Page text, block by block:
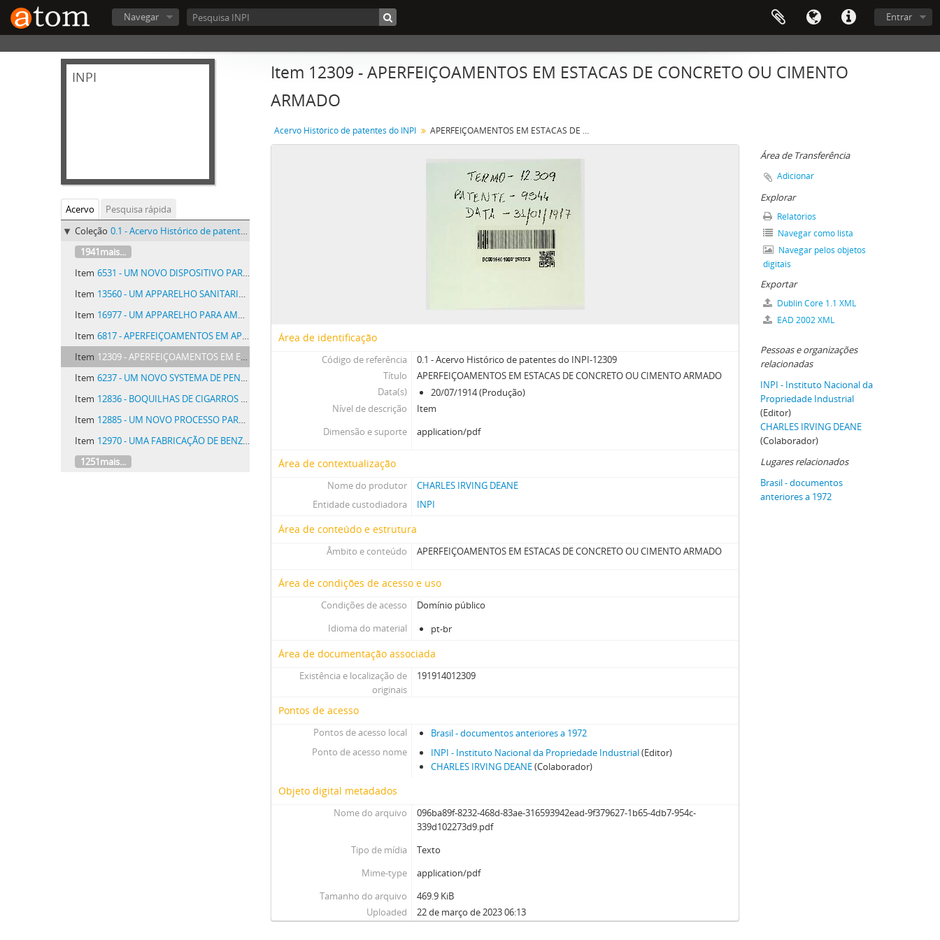
Entrar
Navegar
INPI
Acervo
Pesquisa rápida
Coleção 0.1 - Acervo Histórico de patentes do INPI - Acervo Histórico de patentes do INPI
1941mais...
Item 6531 - UM NOVO DISPOSITIVO PARA UTILISAR MOTORES DE VENTO E OUTROS MOTORES DE FORÇA VARIAVEL APPLICAVEIS A BOMBAS DE FLUIDOS
Item 13560 - UM APPARELHO SANITARIO DESTINADO À DESINFECÇÃO DAS CAIXAS DE DESCARGA DE LATRINAS, DENOMINADO APPARELHO SANITARIO BOTELHO
Item 16977 - UM APPARELHO PARA AMARRAÇÃO DE AERONAVES
Item 6817 - APERFEIÇOAMENTOS EM APPARELHOS DESINTEGRADORES DE ESPHERAS
Item 12309 - APERFEIÇOAMENTOS EM ESTACAS DE CONCRETO OU CIMENTO ARMADO
Item 6237 - UM NOVO SYSTEMA DE PENTES PARA TOUCADOR
Item 12836 - BOQUILHAS DE CIGARROS FEITAS DE PELLICULA DE GELATINA INSOLUVEL OU DE QUALQUER OUTRO PRODUTO
Item 12885 - UM NOVO PROCESSO PARA A DESTILLAÇÃO DE PETROLEOS BRUTOS PESADOS E APPARELHO PARA PÔL-O EM PRATICA
Item 12970 - UMA FABRICAÇÃO DE BENZENO TALUENO E OUTROS HYDROCARBONOS AROMATICOS E SEMELHANTES
1251mais...
Item 12309 - APERFEIÇOAMENTOS EM ESTACAS DE CONCRETO OU CIMENTO
ARMADO
Acervo Histórico de patentes do INPI APERFEIÇOAMENTOS EM ESTACAS DE CONCRETO OU CIMENTO ARMADO
Área de identificação
Código de referência
0.1 - Acervo Histórico de patentes do INPI-12309
Título
APERFEIÇOAMENTOS EM ESTACAS DE CONCRETO OU CIMENTO ARMADO
Data(s)
20/07/1914 (Produção)
Nível de descrição
Item
Dimensão e suporte
application/pdf
Área de contextualização
Nome do produtor
CHARLES IRVING DEANE
Entidade custodiadora
INPI
Área de conteúdo e estrutura
Âmbito e conteúdo APERFEIÇOAMENTOS EM ESTACAS DE CONCRETO OU CIMENTO ARMADO
Área de condições de acesso e uso
Condições de acesso
Domínio público
Idioma do material
pt-br
Área de documentação associada
Existência e localização de
originais
191914012309
Pontos de acesso
Pontos de acesso local
Brasil - documentos anteriores a 1972
Ponto de acesso nome
INPI - Instituto Nacional da Propriedade Industrial(Editor)
CHARLES IRVING DEANE(Colaborador)
Objeto digital metadados
Nome do arquivo
096ba89f-8232-468d-83ae-316593942ead-9f379627-1b65-4db7-954c-
339d102273d9.pdf
Tipo de mídia
Texto
Mime-type
application/pdf
Tamanho do arquivo
469.9 KiB
Uploaded
22 de março de 2023 06:13
Área de Transferência
Adicionar
Explorar
Relatórios
Navegar como lista
Navegar pelos objetos
digitais
Exportar
Dublin Core 1.1 XML
EAD 2002 XML
Pessoas e organizações
relacionadas
INPI - Instituto Nacional da
Propriedade Industrial
(Editor)
CHARLES IRVING DEANE
(Colaborador)
Lugares relacionados
Brasil - documentos
anteriores a 1972